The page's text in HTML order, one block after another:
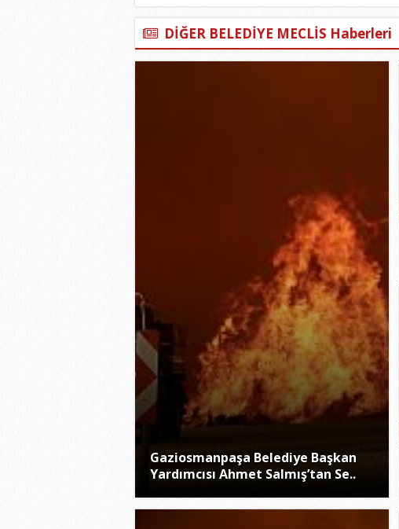
DİĞER BELEDİYE MECLİS Haberleri
Gaziosmanpaşa Belediye Başkan
Yardımcısı Ahmet Salmış’tan Se..